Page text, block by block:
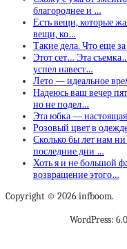
благороднее и …
Есть вещи, которые
вещи, ко…
Такие дела. Что еще
Этот сет… Эта
успел навест…
Лето — идеальное
Надеюсь ваш вечер
но не подел…
Эта юбка — настоящая
Розовый цвет в
Сколько бы лет нам ни
последние дни …
Хоть я и не большой
возвращение этого…
Copyright © 2026 infboom.
WordPress: